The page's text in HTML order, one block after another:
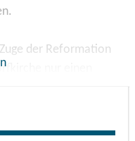
der Reformation
nur einen
angebaut. Zwei